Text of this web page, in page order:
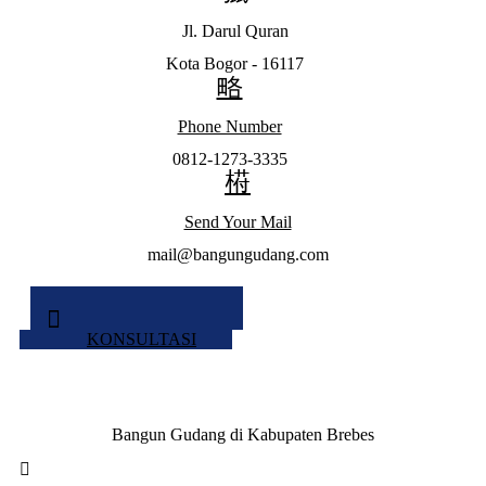
Jl. Darul Quran
Kota Bogor - 16117
Phone Number
0812-1273-3335
Send Your Mail
mail@bangungudang.com
KONSULTASI
Bangun Gudang di Kabupaten Brebes